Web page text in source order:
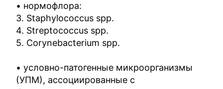
• нормофлора:
3. Staphylococcus spp.
4. Streptococcus spp.
5. Corynebacterium spp.
• условно-патогенные микроорганизмы
(УПМ), ассоциированные с